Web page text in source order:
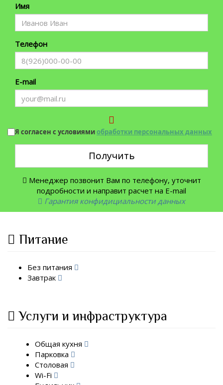
Имя
Телефон
E-mail
Я согласен с условиямиобработки персональных данных
Получить
Менеджер позвонит Вам по телефону, уточнит
подробности и направит расчет на E-mail
Гарантия конфидициальности данных
Питание
Без питания
Завтрак
Услуги и инфраструктура
Общая кухня
Парковка
Столовая
Wi-Fi